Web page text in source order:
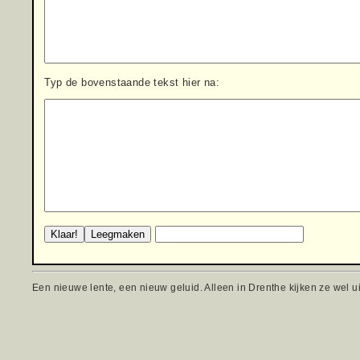
Typ de bovenstaande tekst hier na:
Een nieuwe lente, een nieuw geluid. Alleen in Drenthe kijken ze wel